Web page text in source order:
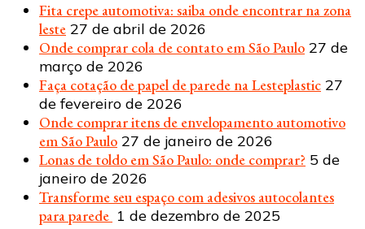
Fita crepe automotiva: saiba onde encontrar na zona
leste 27 de abril de 2026
Onde comprar cola de contato em São Paulo 27 de
março de 2026
Faça cotação de papel de parede na Lesteplastic 27
de fevereiro de 2026
Onde comprar itens de envelopamento automotivo
em São Paulo 27 de janeiro de 2026
Lonas de toldo em São Paulo: onde comprar? 5 de
janeiro de 2026
Transforme seu espaço com adesivos autocolantes
para parede 1 de dezembro de 2025